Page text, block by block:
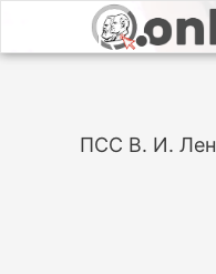
ПСС В. И.